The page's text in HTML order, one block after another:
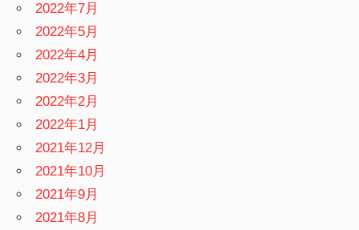
2022年7月
2022年5月
2022年4月
2022年3月
2022年2月
2022年1月
2021年12月
2021年10月
2021年9月
2021年8月